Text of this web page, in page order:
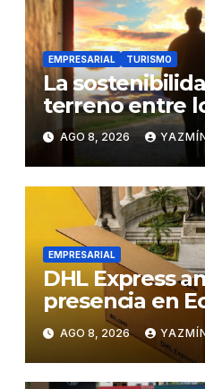
EMPRESARIAL TURISMO
La
terreno entre
negocios
AGO 8, 2026
EMPRESARIAL
DHL Express
presencia en
responder al
las
AGO 8, 2026